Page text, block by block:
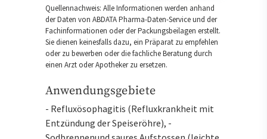
Quellennachweis: Alle Informationen werden anhand
der Daten von ABDATA Pharma-Daten-Service und der
Fachinformationen oder der Packungsbeilagen erstellt.
Sie dienen keinesfalls dazu, ein Präparat zu empfehlen
oder zu bewerben oder die fachliche Beratung durch
einen Arzt oder Apotheker zu ersetzen.
Anwendungsgebiete
- Refluxösophagitis (Refluxkrankheit mit
Entzündung der Speiseröhre), -